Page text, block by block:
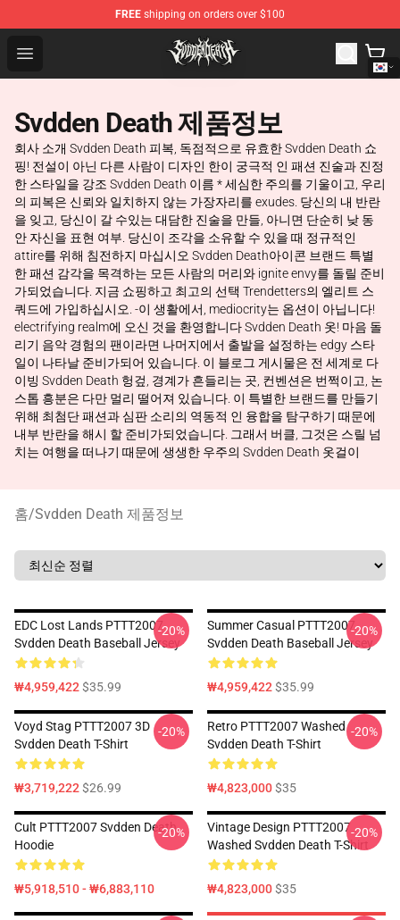
FREE shipping on orders over $100
Open menu
Svdden Death Shop - Official Svdden Death
Svdden Death 제품정보
회사 소개 Svdden Death 피복, 독점적으로 유효한 Svdden Death 쇼
핑! 전설이 아닌 다른 사람이 디자인 한이 궁극적 인 패션 진술과 진정
한 스타일을 강조 Svdden Death 이름 * 세심한 주의를 기울이고, 우리
의 피복은 신뢰와 일치하지 않는 가장자리를 exudes. 당신의 내 반란
을 잊고, 당신이 갈 수있는 대담한 진술을 만들, 아니면 단순히 낮 동
안 자신을 표현 여부. 당신이 조각을 소유할 수 있을 때 정규적인
attire를 위해 침전하지 마십시오 Svdden Death아이콘 브랜드 특별
한 패션 감각을 목격하는 모든 사람의 머리와 ignite envy를 돌릴 준비
가되었습니다. 지금 쇼핑하고 최고의 선택 Trendetters의 엘리트 스
쿼드에 가입하십시오. -이 생활에서, mediocrity는 옵션이 아닙니다!
electrifying realm에 오신 것을 환영합니다 Svdden Death 옷! 마음 돌
리기 음악 경험의 팬이라면 나머지에서 출발을 설정하는 edgy 스타
일이 나타날 준비가되어 있습니다. 이 블로그 게시물은 전 세계로 다
이빙 Svdden Death 헝겊, 경계가 흔들리는 곳, 컨벤션은 번쩍이고, 논
스톱 흥분은 다만 멀리 떨어져 있습니다. 이 특별한 브랜드를 만들기
위해 최첨단 패션과 심판 소리의 역동적 인 융합을 탐구하기 때문에
내부 반란을 해시 할 준비가되었습니다. 그래서 버클, 그것은 스릴 넘
치는 여행을 떠나기 때문에 생생한 우주의 Svdden Death 옷걸이
홈/Svdden Death 제품정보
EDC Lost Lands PTTT2007
Svdden Death Baseball Jersey
₩4,959,422$35.99
-20%
Summer Casual PTTT2007
Svdden Death Baseball Jersey
₩4,959,422$35.99
-20%
Voyd Stag PTTT2007 3D
Svdden Death T-Shirt
₩3,719,222$26.99
-20%
Retro PTTT2007 Washed
Svdden Death T-Shirt
₩4,823,000$35
-20%
Cult PTTT2007 Svdden Death
Hoodie
₩5,918,510 - ₩6,883,110
-20%
Vintage Design PTTT2007
Washed Svdden Death T-Shirt
₩4,823,000$35
-20%